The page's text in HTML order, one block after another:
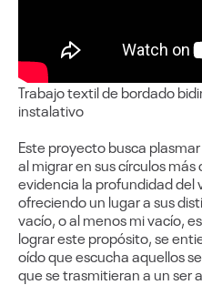
Trabajo textil de bordado
instalativo
Este proyecto busca
al migrar en sus círculos
evidencia la profundidad del
ofreciendo un lugar a sus
vacío, o al menos mi vacío,
lograr este propósito, se
oído que escucha aquellos
que se trasmitieran a un ser